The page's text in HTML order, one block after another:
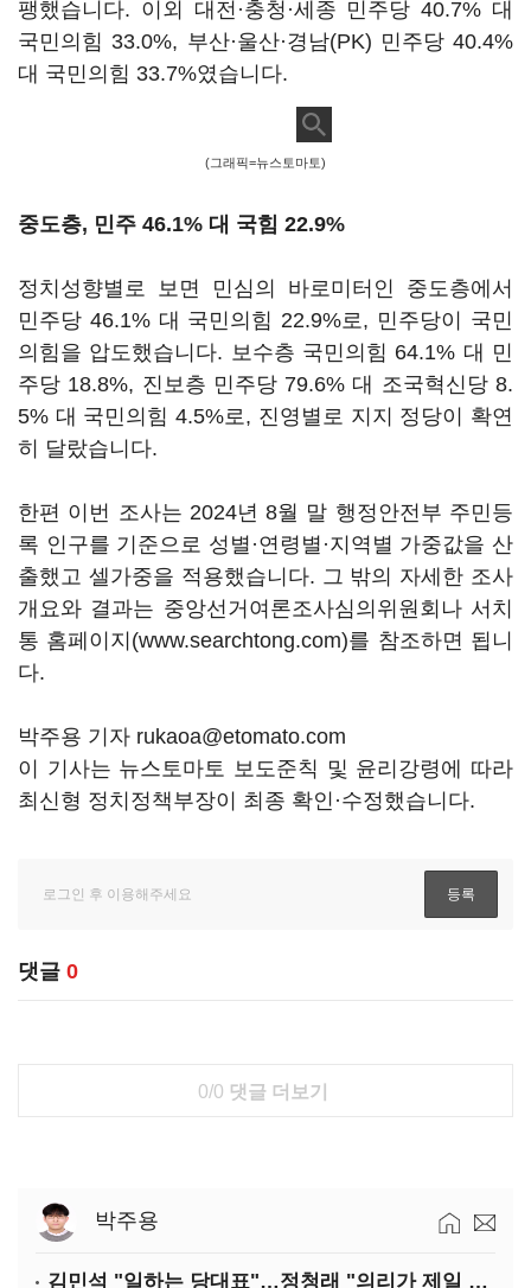
팽했습니다. 이외 대전·충청·세종 민주당 40.7% 대
국민의힘 33.0%, 부산·울산·경남(PK) 민주당 40.4%
대 국민의힘 33.7%였습니다.
(그래픽=뉴스토마토)
중도층, 민주 46.1% 대 국힘 22.9%
정치성향별로 보면 민심의 바로미터인 중도층에서
민주당 46.1% 대 국민의힘 22.9%로, 민주당이 국민
의힘을 압도했습니다. 보수층 국민의힘 64.1% 대 민
주당 18.8%, 진보층 민주당 79.6% 대 조국혁신당 8.
5% 대 국민의힘 4.5%로, 진영별로 지지 정당이 확연
히 달랐습니다.
한편 이번 조사는 2024년 8월 말 행정안전부 주민등
록 인구를 기준으로 성별·연령별·지역별 가중값을 산
출했고 셀가중을 적용했습니다. 그 밖의 자세한 조사
개요와 결과는 중앙선거여론조사심의위원회나 서치
통 홈페이지(www.searchtong.com)를 참조하면 됩니
다.
박주용 기자 rukaoa@etomato.com
이 기사는 뉴스토마토 보도준칙 및 윤리강령에 따라
최신형 정치정책부장이 최종 확인·수정했습니다.
댓글 0
0/0 댓글 더보기
박주용
김민석 "일하는 당대표"…정청래 "의리가 제일 중요"